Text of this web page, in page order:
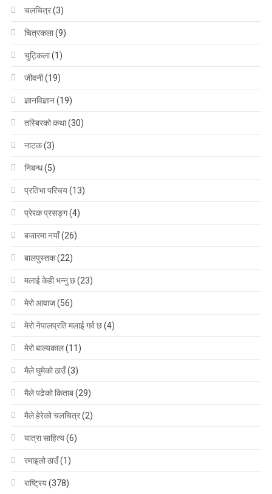
चलचित्र(3)
चित्रकला(9)
चुट्किला(1)
जीवनी(19)
ज्ञानविज्ञान(19)
तस्बिरको कथा(30)
नाटक(3)
निबन्ध(5)
प्रतिभा परिचय(13)
प्रेरक प्रसङ्ग(4)
बजारमा नयाँ(26)
बालपुस्तक(22)
मलाई केही भन्नु छ(23)
मेरो आवाज(56)
मेरो नेपालप्रति मलाई गर्व छ(4)
मेरो बाल्यकाल(11)
मैले घुमेको ठाउँ(3)
मैले पढेको किताब(29)
मैले हेरेको चलचित्र(2)
यात्रा साहित्य(6)
रमाइलो ठाउँ(1)
राष्ट्रिय(378)